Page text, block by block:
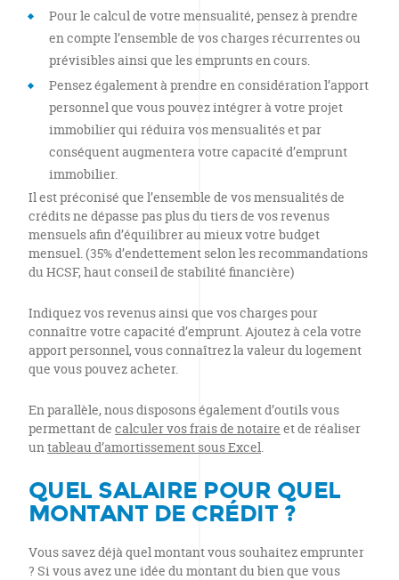
Pour le calcul de votre mensualité, pensez à prendre
en compte l’ensemble de vos charges récurrentes ou
prévisibles ainsi que les emprunts en cours.
Pensez également à prendre en considération l’apport
personnel que vous pouvez intégrer à votre projet
immobilier qui réduira vos mensualités et par
conséquent augmentera votre capacité d’emprunt
immobilier.
Il est préconisé que l’ensemble de vos mensualités de
crédits ne dépasse pas plus du tiers de vos revenus
mensuels afin d’équilibrer au mieux votre budget
mensuel. (35% d’endettement selon les recommandations
du HCSF, haut conseil de stabilité financière)
Indiquez vos revenus ainsi que vos charges pour
connaître votre capacité d’emprunt. Ajoutez à cela votre
apport personnel, vous connaîtrez la valeur du logement
que vous pouvez acheter.
En parallèle, nous disposons également d’outils vous
permettant de calculer vos frais de notaire et de réaliser
untableau d’amortissement sous Excel.
QUEL SALAIRE POUR QUEL
MONTANT DE CRÉDIT ?
Vous savez déjà quel montant vous souhaitez emprunter
? Si vous avez une idée du montant du bien que vous